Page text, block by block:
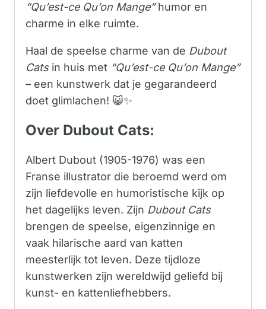
“Qu’est-ce Qu’on Mange”humor en
charme in elke ruimte.
Haal de speelse charme van de Dubout
Catsin huis met “Qu’est-ce Qu’on Mange”
– een kunstwerk dat je gegarandeerd
doet glimlachen! 😺✨
Over Dubout Cats:
Albert Dubout (1905-1976) was een
Franse illustrator die beroemd werd om
zijn liefdevolle en humoristische kijk op
het dagelijks leven. Zijn Dubout Cats
brengen de speelse, eigenzinnige en
vaak hilarische aard van katten
meesterlijk tot leven. Deze tijdloze
kunstwerken zijn wereldwijd geliefd bij
kunst- en kattenliefhebbers.